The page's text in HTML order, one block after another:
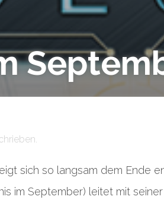
sich so langsam dem Ende
im September) leitet mit